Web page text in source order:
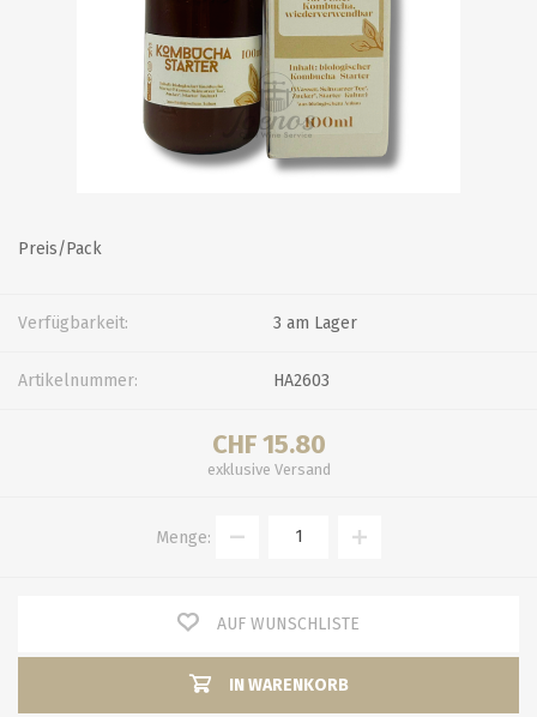
Preis/Pack
Verfügbarkeit: 3 am Lager
Artikelnummer: HA2603
CHF 15.80
exklusive Versand
Menge:
AUF WUNSCHLISTE
IN WARENKORB